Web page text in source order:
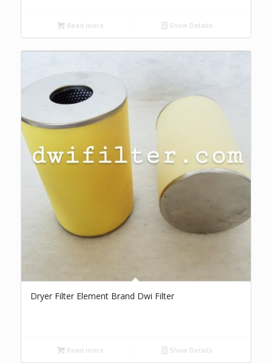
Read more Show Details
Dryer Filter Element Brand Dwi Filter
Read more Show Details